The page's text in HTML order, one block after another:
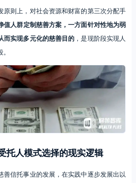
原则上，对社会资源和财富的第三次分配手
值人群定制慈善方案，一方面针对性地为弱
而实现多元化的慈善目的 ，是现阶段实现人
托人模式选择的现实逻辑
善信托事业的发展，在实践中逐步发展出以